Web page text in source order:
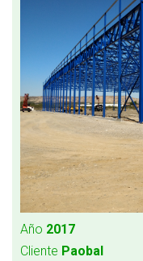
Año 2017
Cliente Paobal